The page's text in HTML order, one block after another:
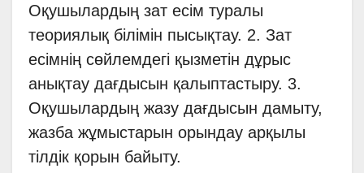
Оқушылардың зат есім туралы
теориялық білімін пысықтау. 2. Зат
есімнің сөйлемдегі қызметін дұрыс
анықтау дағдысын қалыптастыру. 3.
Оқушылардың жазу дағдысын дамыту,
жазба жұмыстарын орындау арқылы
тілдік қорын байыту.